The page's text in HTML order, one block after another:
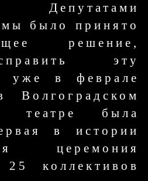
Депутатами
было принято
решение,
эту
уже в феврале
театре была
в истории
церемония
25 коллективов